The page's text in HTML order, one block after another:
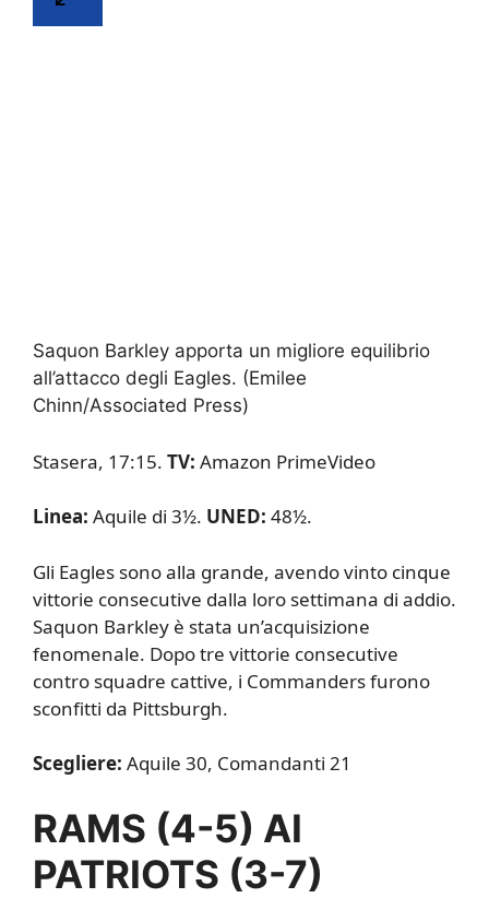
Saquon Barkley apporta un migliore equilibrio
all’attacco degli Eagles. (Emilee
Chinn/Associated Press)
Stasera, 17:15. TV: Amazon PrimeVideo
Linea: Aquile di 3½. UNED: 48½.
Gli Eagles sono alla grande, avendo vinto cinque
vittorie consecutive dalla loro settimana di addio.
Saquon Barkley è stata un’acquisizione
fenomenale. Dopo tre vittorie consecutive
contro squadre cattive, i Commanders furono
sconfitti da Pittsburgh.
Scegliere: Aquile 30, Comandanti 21
RAMS (4-5) AI
PATRIOTS (3-7)